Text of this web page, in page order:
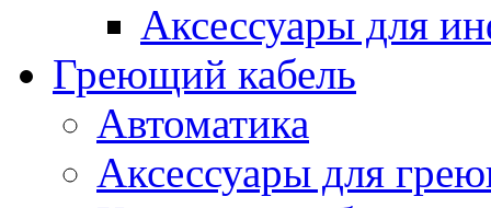
Аксессуары для
Греющий кабель
Автоматика
Аксессуары для